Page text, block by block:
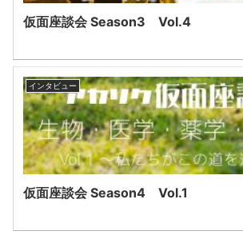
仮面座談会 Season3 Vol.4
インタビュー
仮面座談会 Season4 Vol.1